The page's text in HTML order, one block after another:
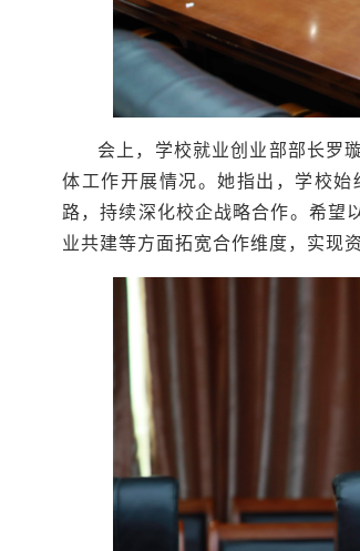
会上，学校就业创业部部长罗
体工作开展情况。她指出，学校
路，持续深化校企战略合作。希望
业共建等方面拓宽合作维度，实现